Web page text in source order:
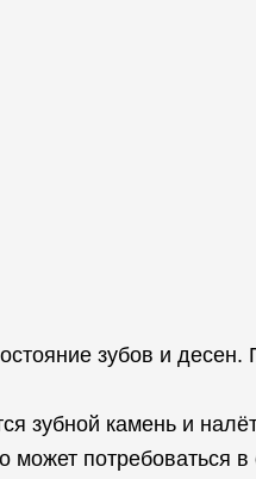
зубов и десен.
зубной камень и
потребоваться в